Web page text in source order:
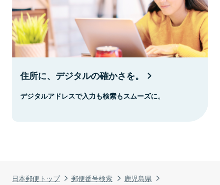
日本郵便トップ 郵便番号検索
鹿児島県
住所に、デジタルの確かさを。
デジタルアドレスで入力も検索もスムーズに。